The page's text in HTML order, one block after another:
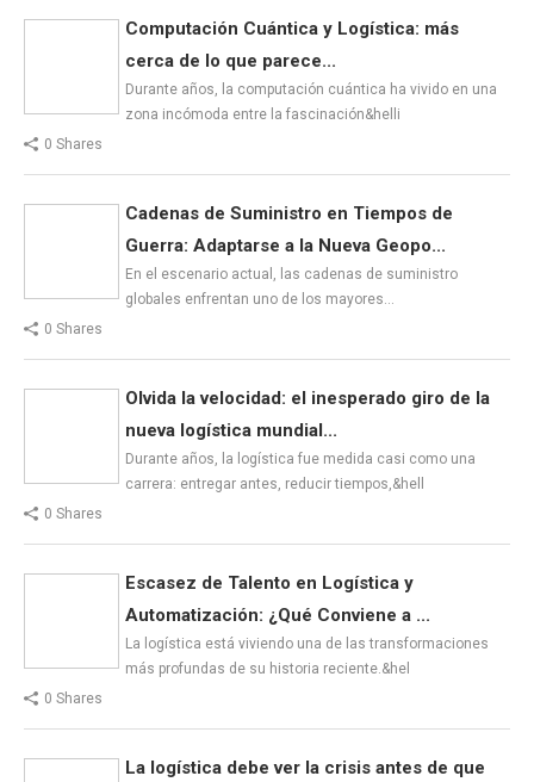
Computación Cuántica y Logística: más
cerca de lo que parece...
Durante años, la computación cuántica ha vivido en una
zona incómoda entre la fascinación&helli
0 Shares
Cadenas de Suministro en Tiempos de
Guerra: Adaptarse a la Nueva Geopo...
En el escenario actual, las cadenas de suministro
globales enfrentan uno de los mayores…
0 Shares
Olvida la velocidad: el inesperado giro de la
nueva logística mundial...
Durante años, la logística fue medida casi como una
carrera: entregar antes, reducir tiempos,&hell
0 Shares
Escasez de Talento en Logística y
Automatización: ¿Qué Conviene a ...
La logística está viviendo una de las transformaciones
más profundas de su historia reciente.&hel
0 Shares
La logística debe ver la crisis antes de que